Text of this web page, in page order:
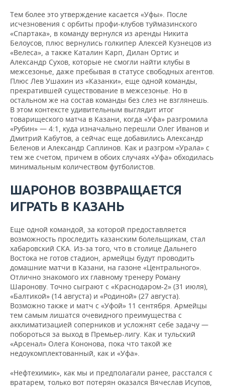
Тем более это утверждение касается «Уфы». После
исчезновения с орбиты профи-клубов туймазинского
«Спартака», в команду вернулся из аренды Никита
Белоусов, плюс вернулись голкипер Алексей Кузнецов из
«Велеса», а также Каталин Карп, Дилан Ортис и
Александр Сухов, которые не смогли найти клубы в
межсезонье, даже пребывая в статусе свободных агентов.
Плюс Лев Ушахин из «Казанки», еще одной команды,
прекратившей существование в межсезонье. Но в
остальном же на состав команды без слез не взглянешь.
В этом контексте удивительным выглядит итог
товарищеского матча в Казани, когда «Уфа» разгромила
«Рубин» — 4:1, куда изначально перешли Олег Иванов и
Дмитрий Кабутов, а сейчас еще добавились Александр
Беленов и Александр Саплинов. Как и разгром «Урала» с
тем же счетом, причем в обоих случаях «Уфа» обходилась
минимальным количеством футболистов.
ШАРОНОВ ВОЗВРАЩАЕТСЯ
ИГРАТЬ В КАЗАНЬ
Еще одной командой, за которой предоставляется
возможность проследить казанским болельщикам, стал
хабаровский СКА. Из-за того, что в столице Дальнего
Востока не готов стадион, армейцы будут проводить
домашние матчи в Казани, на газоне «Центрального».
Отлично знакомого их главному тренеру Роману
Шаронову. Точно сыграют с «Краснодаром-2» (31 июля),
«Балтикой» (14 августа) и «Родиной» (27 августа).
Возможно также и матч с «Уфой» 11 сентября. Армейцы
тем самым лишатся очевидного преимущества с
акклиматизацией соперников и усложнят себе задачу —
побороться за выход в Премьер-лигу. Как и тульский
«Арсенал» Олега Кононова, пока что такой же
недоукомплектованный, как и «Уфа».
«Нефтехимик», как мы и предполагали ранее, расстался с
вратарем, только вот потерян оказался Вячеслав Исупов,